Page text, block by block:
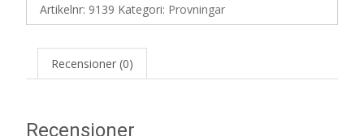
Artikelnr: 9139 Kategori: Provningar
Recensioner (0)
Recensioner